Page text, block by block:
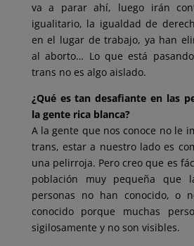
va a parar ahí, luego irán
igualitario, la igualdad de
en el lugar de trabajo, ya han
al aborto… Lo que está
trans no es algo aislado.
¿Qué es tan desafiante en las
la gente rica blanca?
A la gente que nos conoce no le
trans, estar a nuestro lado es
una pelirroja. Pero creo que es
población muy pequeña que
personas no han conocido, o
conocido porque muchas
sigilosamente y no son visibles.